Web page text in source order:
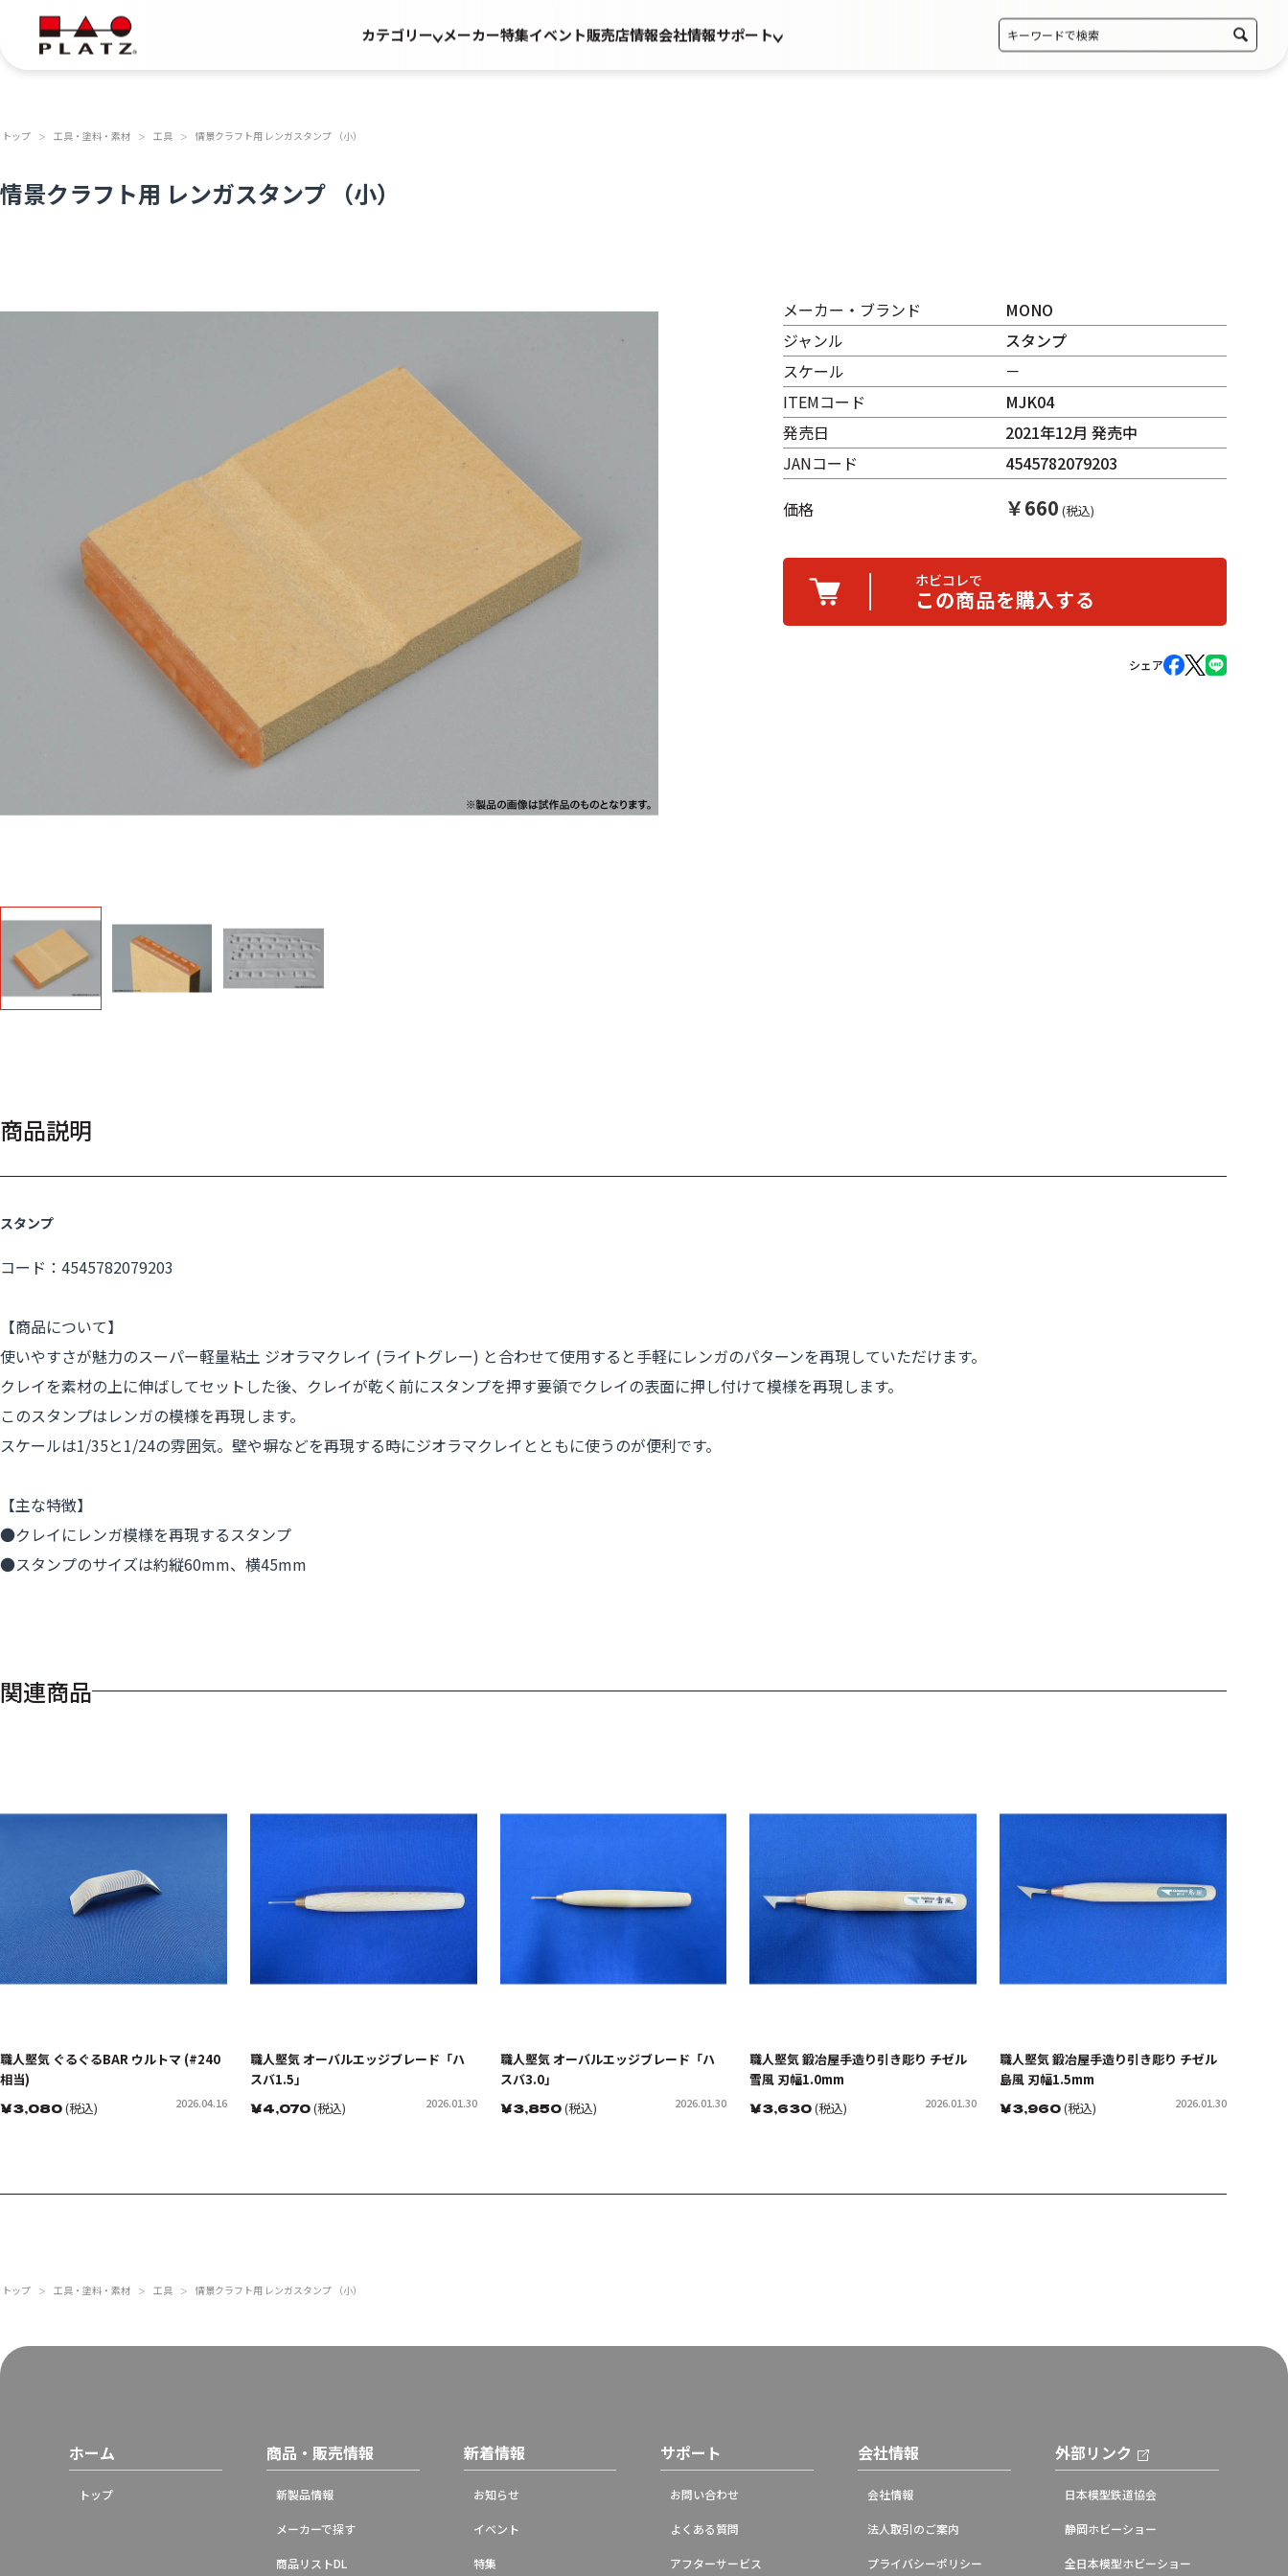
カテゴリー メーカー特集イベント販売店情報会社情報サポート
トップ ＞ 工具・塗料・素材 ＞ 工具 ＞ 情景クラフト用 レンガスタンプ （小）
情景クラフト用 レンガスタンプ （小）
メーカー・ブランド
MONO
ジャンル
スタンプ
スケール
－
ITEMコード
MJK04
発売日
2021年12月 発売中
JANコード
4545782079203
価格
￥660 (税込)
ホビコレで
この商品を購入する
シェア
商品説明
スタンプ
コード：4545782079203
【商品について】
使いやすさが魅力のスーパー軽量粘土 ジオラマクレイ (ライトグレー) と合わせて使用すると手軽にレンガのパターンを再現していただけます。
クレイを素材の上に伸ばしてセットした後、クレイが乾く前にスタンプを押す要領でクレイの表面に押し付けて模様を再現します。
このスタンプはレンガの模様を再現します。
スケールは1/35と1/24の雰囲気。壁や塀などを再現する時にジオラマクレイとともに使うのが便利です。
【主な特徴】
●クレイにレンガ模様を再現するスタンプ
●スタンプのサイズは約縦60mm、横45mm
関連商品
職人堅気 ぐるぐるBAR ウルトマ (#240
相当)
￥3,080(税込) 2026.04.16
職人堅気 オーバルエッジブレード「ハ
スバ1.5」
￥4,070(税込) 2026.01.30
職人堅気 オーバルエッジブレード「ハ
スバ3.0」
￥3,850(税込) 2026.01.30
職人堅気 鍛冶屋手造り引き彫り チゼル
雪風 刃幅1.0mm
￥3,630(税込) 2026.01.30
職人堅気 鍛冶屋手造り引き彫り チゼル
島風 刃幅1.5mm
￥3,960(税込) 2026.01.30
トップ ＞ 工具・塗料・素材 ＞ 工具 ＞ 情景クラフト用 レンガスタンプ （小）
ホーム
トップ
商品・販売情報
新製品情報
メーカーで探す
商品リストDL
新着情報
お知らせ
イベント
特集
サポート
お問い合わせ
よくある質問
アフターサービス
会社情報
会社情報
法人取引のご案内
プライバシーポリシー
外部リンク
日本模型鉄道協会
静岡ホビーショー
全日本模型ホビーショー